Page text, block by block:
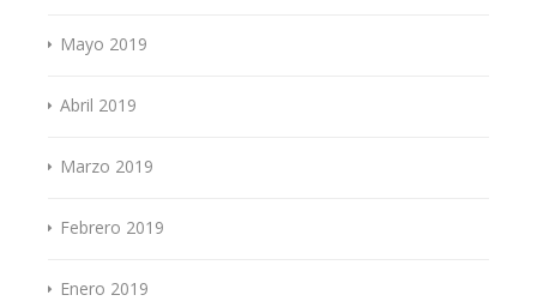
Mayo 2019
Abril 2019
Marzo 2019
Febrero 2019
Enero 2019